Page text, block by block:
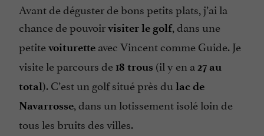
Avant de déguster de bons petits plats, j’ai la
chance de pouvoirvisiter le golf, dans une
petitevoiturette avec Vincent comme Guide. Je
visite le parcours de 18 trous (il y en a 27 au
total). C’est un golf situé près du lac de
Navarrosse, dans un lotissement isolé loin de
tous les bruits des villes.